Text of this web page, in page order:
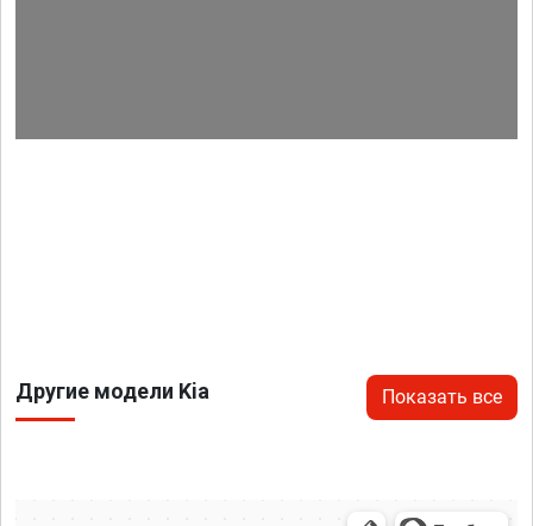
Другие модели Kia Показать все